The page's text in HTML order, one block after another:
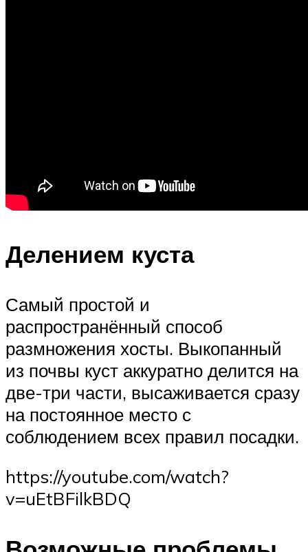
Делением куста
Самый простой и
распространённый способ
размножения хосты. Выкопанный
из почвы куст аккуратно делится на
две-три части, высаживается сразу
на постоянное место с
соблюдением всех правил посадки.
https://youtube.com/watch?
v=uEtBFilkBDQ